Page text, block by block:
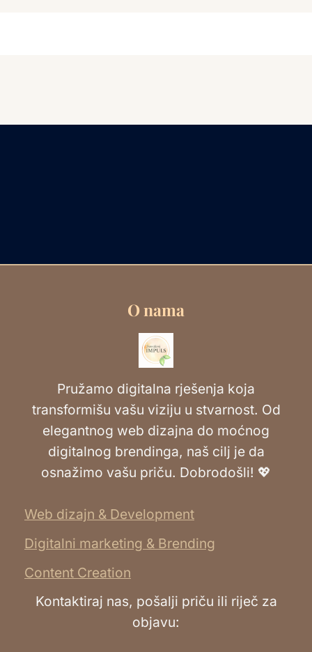
O nama
Pružamo digitalna rješenja koja
transformišu vašu viziju u stvarnost. Od
elegantnog web dizajna do moćnog
digitalnog brendinga, naš cilj je da
osnažimo vašu priču. Dobrodošli! 💖
Web dizajn & Development
Digitalni marketing & Brending
Content Creation
Kontaktiraj nas, pošalji priču ili riječ za
objavu: